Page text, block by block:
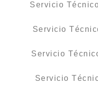
Servicio
Servicio
Servicio
Servicio